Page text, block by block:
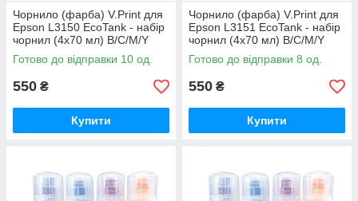
Чорнило (фарба) V.Print для
Epson L3150 EcoTank - набір
чорнил (4х70 мл) B/C/M/Y
Готово до відправки 10 од.
550 ₴
Купити
Чорнило (фарба) V.Print для
Epson L3151 EcoTank - набір
чорнил (4х70 мл) B/C/M/Y
Готово до відправки 8 од.
550 ₴
Купити